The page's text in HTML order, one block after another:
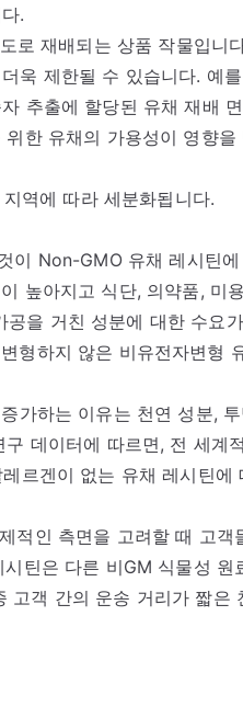
.
로 재배되는 상품 작물입니
욱 제한될 수 있습니다. 예
추출에 할당된 유채 재배
한 유채의 가용성이 영향을
역에 따라 세분화됩니다.
이 Non-GMO 유채 레시틴
높아지고 식단, 의약품, 미
을 거친 성분에 대한 수요
형하지 않은 비유전자변형
가하는 이유는 천연 성분,
데이터에 따르면, 전 세계
르겐이 없는 유채 레시틴에
적인 측면을 고려할 때 고객
틴은 다른 비GM 식물성 원
고객 간의 운송 거리가 짧은